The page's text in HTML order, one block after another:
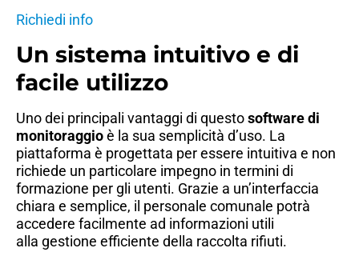
Richiedi info
Un sistema intuitivo e di
facile utilizzo
Uno dei principali vantaggi di questosoftware di
monitoraggioè la sua semplicità d’uso. La
piattaforma è progettata per essere intuitiva e non
richiede un particolare impegno in termini di
formazione per gli utenti. Grazie a un’interfaccia
chiara e semplice, il personale comunale potrà
accedere facilmente ad informazioni utili
alla gestione efficiente della raccolta rifiuti.